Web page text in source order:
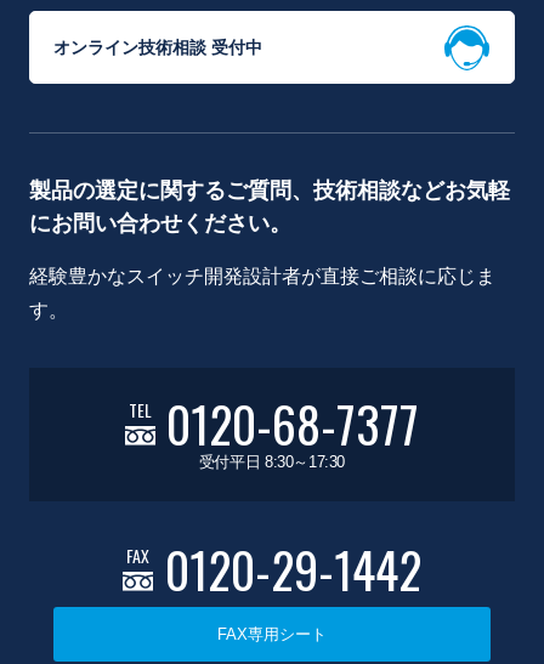
オンライン技術相談 受付中
製品の選定に関するご質問、技術相談などお気軽
にお問い合わせください。
経験豊かなスイッチ開発設計者が直接ご相談に応じま
す。
TEL 0120-68-7377
受付平日 8:30～17:30
FAX 0120-29-1442
FAX専用シート